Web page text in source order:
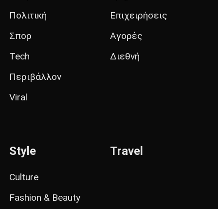
Πολιτική
Σπορ
Tech
Περιβάλλον
Viral
Επιχειρήσεις
Αγορές
Διεθνή
Style
Culture
Fashion & Beauty
Travel